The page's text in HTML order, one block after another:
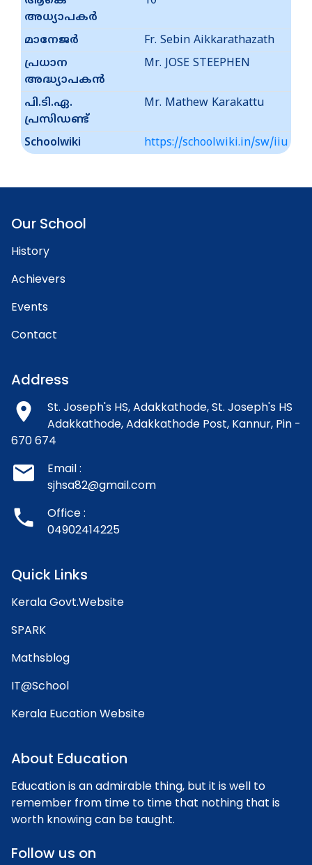
അധ്യാപകർ
മാനേജർ
Fr. Sebin Aikkarathazath
പ്രധാന
അദ്ധ്യാപകൻ
Mr. JOSE STEEPHEN
പി.ടി.ഏ.
പ്രസിഡണ്ട്
Mr. Mathew Karakattu
Schoolwiki https://schoolwiki.in/sw/iiu
Our School
History
Achievers
Events
Contact
Address
room St. Joseph's HS, Adakkathode,St. Joseph's HS
Adakkathode, Adakkathode Post, Kannur, Pin -
670 674
email
Email :
sjhsa82@gmail.com
phone
Office :
04902414225
Quick Links
Kerala Govt.Website
SPARK
Mathsblog
IT@School
Kerala Eucation Website
About Education
Education is an admirable thing, but it is well to
remember from time to time that nothing that is
worth knowing can be taught.
Follow us on